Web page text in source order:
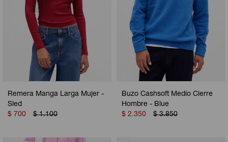
Remera Manga Larga Mujer -
Sled
$ 700 $ 1.100
Buzo Cashsoft Medio Cierre
Hombre - Blue
$ 2.350 $ 3.850